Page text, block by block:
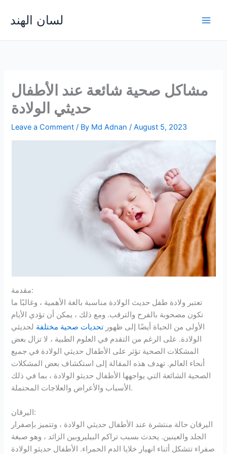
content
لسان الهند
مشاكل صحية شائعة عند الأطفال
حديثي الولادة
Leave a Comment / By Md Adnan/August 5, 2023
مقدمة:
تعتبر ولادة طفل حديث الولادة مناسبة بالغة الأهمية ، وغالبًا ما
تكون مصحوبة بالفرح والترقب. ومع ذلك ، يمكن أن تؤدي الأيام
الأولى من الحياة أيضًا إلى ظهور تحديات صحية مختلفة لحديثي
الولادة. على الرغم من التقدم في العلوم الطبية ، لا تزال بعض
المشكلات الصحية تؤثر على الأطفال حديثي الولادة في جميع
أنحاء العالم. تهدف هذه المقالة إلى استكشاف بعض المشكلات
الصحية الشائعة التي يواجهها الأطفال حديثو الولادة ، بما في ذلك
الأسباب والأعراض والعلاجات المحتملة.
اليرقان:
اليرقان حالة منتشرة عند الأطفال حديثي الولادة ، وتتميز بإصفرار
الجلد والعينين. يحدث بسبب تراكم البيليروبين الزائد ، وهو صبغة
صفراء تتشكل أثناء انهيار خلايا الدم الحمراء. الأطفال حديثو الولادة